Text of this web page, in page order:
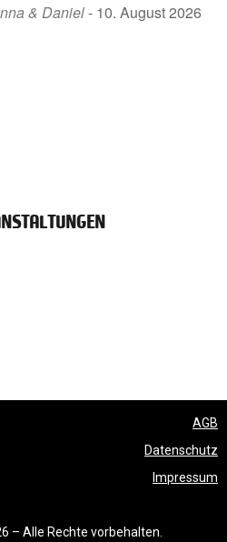
& Daniel- 10. August 2026
AGB
Datenschutz
Impressum
– Alle Rechte vorbehalten.